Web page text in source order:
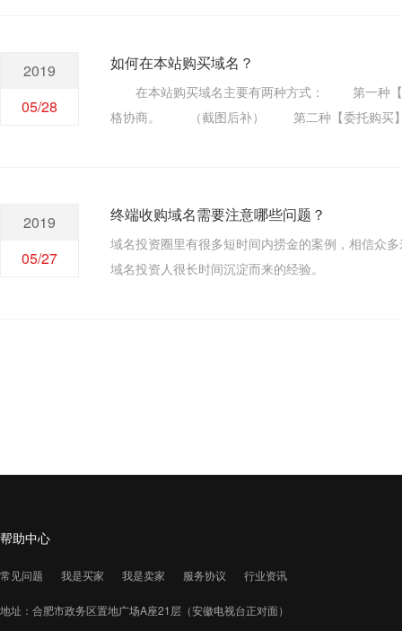
2019
05/28
如何在本站购买域名？
在本站购买域名主要有两种方式： 第一种【议
格协商。 （截图后补） 第二种【委托购买】
2019
05/27
终端收购域名需要注意哪些问题？
域名投资圈里有很多短时间内捞金的案例，相信众
域名投资人很长时间沉淀而来的经验。
帮助中心
常见问题 我是买家 我是卖家 服务协议 行业资讯
地址：合肥市政务区置地广场A座21层（安徽电视台正对面）